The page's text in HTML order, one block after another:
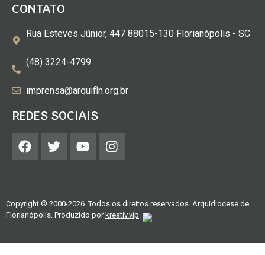
CONTATO
Rua Esteves Júnior, 447 88015-130 Florianópolis - SC
(48) 3224-4799
imprensa@arquifln.org.br
REDES SOCIAIS
Copyright © 2000-2026. Todos os direitos reservados. Arquidiocese de
Florianópolis. Produzido por kreativ.vip